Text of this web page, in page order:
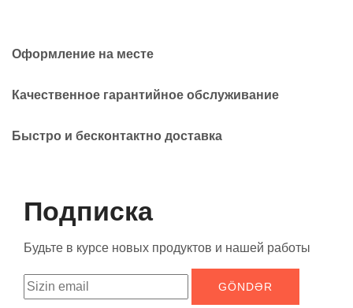
Оформление на месте
Качественное гарантийное обслуживание
Быстро и бесконтактно доставка
Подписка
Будьте в курсе новых продуктов и нашей работы